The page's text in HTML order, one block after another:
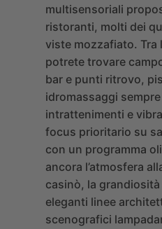
multisensoriali
ristoranti, molti dei
viste mozzafiato. Tra
potrete trovare
bar e punti ritrovo,
idromassaggi
intrattenimenti e
focus prioritario su
con un programma
ancora l’atmosfera
casinò, la
eleganti linee
scenografici